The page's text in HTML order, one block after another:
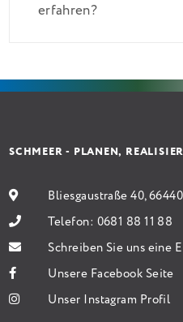
bei 35 Jahren Laufzeit und
Antragstellende
Sanierung in
erfahren?
SCHMEER - PLANEN,
Bliesgaustraße 40,
Telefon: 0681 88 11 88
Schreiben Sie uns eine
Unsere Facebook Seite
Unser Instagram Profil